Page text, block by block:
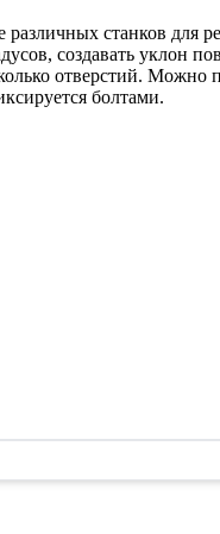
станков для
создавать уклон
отверстий. Можно
болтами.